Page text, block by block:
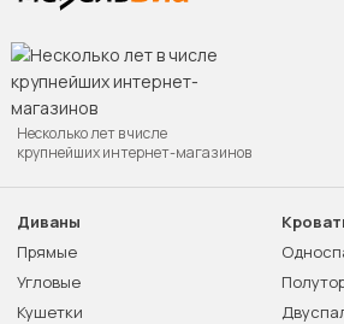
Несколько лет в числе
крупнейших интернет-магазинов
Диваны
Прямые
Угловые
Кушетки